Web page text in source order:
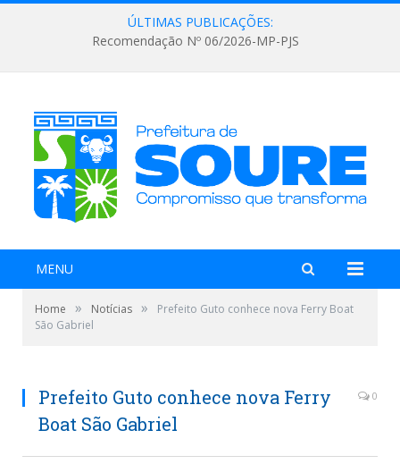
ÚLTIMAS PUBLICAÇÕES:
Recomendação Nº 06/2026-MP-PJS
MENU
Home » Notícias »
Prefeito Guto conhece nova Ferry Boat
São Gabriel
Prefeito Guto conhece nova Ferry
Boat São Gabriel
0